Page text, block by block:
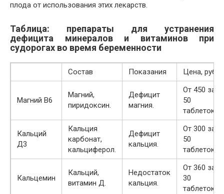
плода от использования этих лекарств.
Таблица: препараты для устранения
дефицита минералов и витаминов при
судорогах во время беременности
Состав Показания Цена, руб
Магний В6
Магний,
пиридоксин.
Дефицит
магния.
От 450 за
50
таблеток.
Кальций
Д3
Кальция
карбонат,
кальциферол.
Дефицит
кальция.
От 300 за
50
таблеток.
Кальцемин
Кальций,
витамин Д.
Недостаток
кальция.
От 360 за
30
таблеток.